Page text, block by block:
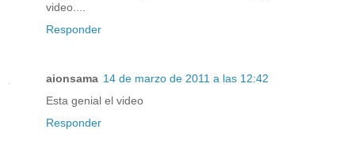
video....
Responder
aionsama 14 de marzo de 2011 a las 12:42
Esta genial el video
Responder